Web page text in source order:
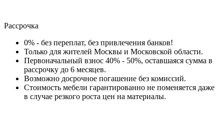
Рассрочка
0% - без переплат, без привлечения банков!
Только для жителей Москвы и Московской области.
Первоначальный взнос 40% - 50%, оставшаяся сумма в
рассрочку до 6 месяцев.
Возможно досрочное погашение без комиссий.
Стоимость мебели гарантированно не поменяется даже
в случае резкого роста цен на материалы.